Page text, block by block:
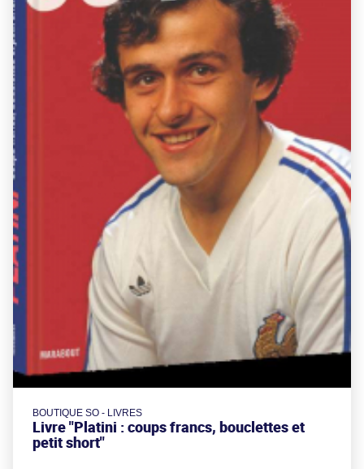
BOUTIQUE SO - LIVRES
Livre "Platini : coups francs, bouclettes et
petit short"